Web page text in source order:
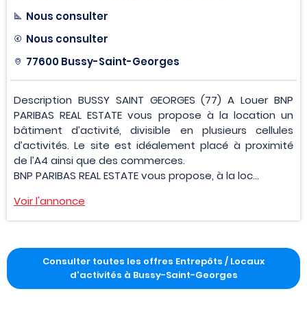
Nous consulter
Nous consulter
77600 Bussy-Saint-Georges
Description BUSSY SAINT GEORGES (77) A Louer BNP
PARIBAS REAL ESTATE vous propose à la location un
bâtiment d’activité, divisible en plusieurs cellules
d’activités. Le site est idéalement placé à proximité
de l’A4 ainsi que des commerces.
BNP PARIBAS REAL ESTATE vous propose, à la loc...
Voir l'annonce
Consulter toutes les offres Entrepôts / Locaux
d'activités à Bussy-Saint-Georges